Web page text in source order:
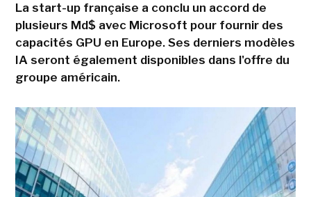
La start-up française a conclu un accord de
plusieurs Md$ avec Microsoft pour fournir des
capacités GPU en Europe. Ses derniers modèles
IA seront également disponibles dans l'offre du
groupe américain.